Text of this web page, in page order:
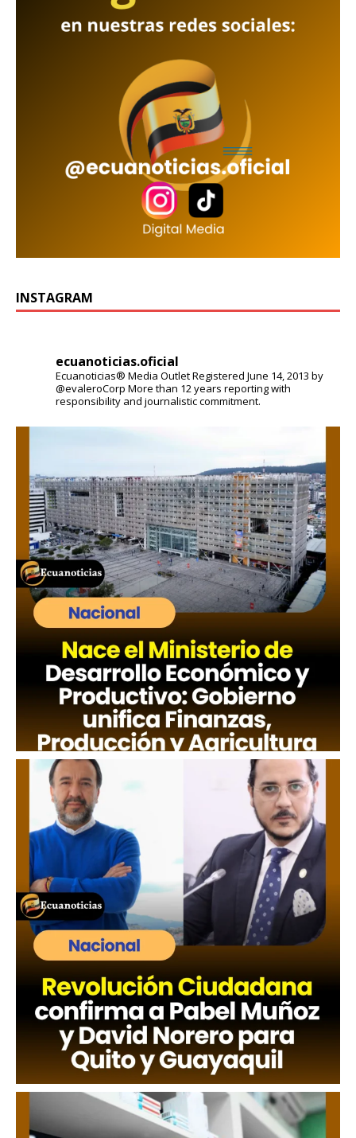
INSTAGRAM
ecuanoticias.oficial
Ecuanoticias® Media OutletRegistered June 14, 2013 by
@evaleroCorp More than 12 years reporting with
responsibility and journalistic commitment.